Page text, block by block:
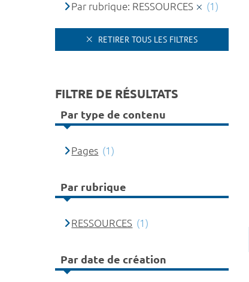
Par rubrique: RESSOURCES (1)
RETIRER TOUS LES FILTRES
FILTRE DE RÉSULTATS
Par type de contenu
Pages (1)
Par rubrique
RESSOURCES (1)
Par date de création